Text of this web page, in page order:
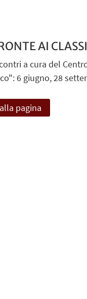
AI
a cura del
6 giugno, 28
pagina